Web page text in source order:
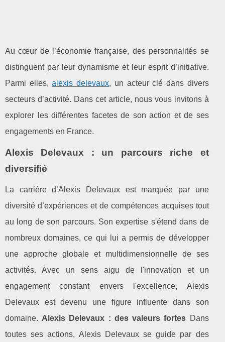
Au cœur de l’économie française, des personnalités se
distinguent par leur dynamisme et leur esprit d’initiative.
Parmi elles,alexis delevaux, un acteur clé dans divers
secteurs d’activité. Dans cet article, nous vous invitons à
explorer les différentes facetes de son action et de ses
engagements en France.
Alexis Delevaux : un parcours riche et
diversifié
La carrière d’Alexis Delevaux est marquée par une
diversité d’expériences et de compétences acquises tout
au long de son parcours. Son expertise s'étend dans de
nombreux domaines, ce qui lui a permis de développer
une approche globale et multidimensionnelle de ses
activités. Avec un sens aigu de l'innovation et un
engagement constant envers l'excellence, Alexis
Delevaux est devenu une figure influente dans son
domaine. Alexis Delevaux : des valeurs fortes Dans
toutes ses actions, Alexis Delevaux se guide par des